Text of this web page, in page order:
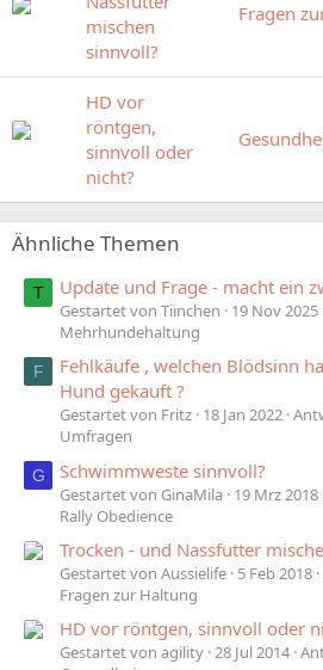
mischen
sinnvoll?
Fragen
HD vor
röntgen,
sinnvoll oder
nicht?
Ähnliche Themen
T Update und Frage - macht ein
Gestartet von Tiinchen 19 Nov 2025
Mehrhundehaltung
F
Fehlkäufe , welchen Blödsinn
Hund gekauft ?
Gestartet von Fritz 18 Jan 2022
Umfragen
G Schwimmweste sinnvoll?
Gestartet von GinaMila 19 Mrz 2018
Rally Obedience
Trocken - und Nassfutter
Gestartet von Aussielife 5 Feb 2018
Fragen zur Haltung
HD vor röntgen, sinnvoll oder
Gestartet von agility 28 Jul 2014